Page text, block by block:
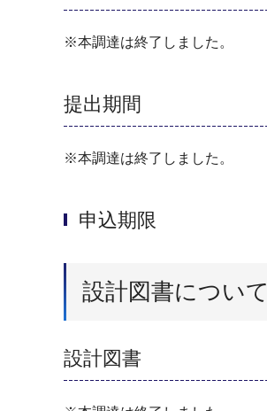
※本調達は終了しました。
提出期間
※本調達は終了しました。
申込期限
設計図書について
設計図書